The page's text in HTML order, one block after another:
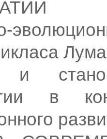
и
в